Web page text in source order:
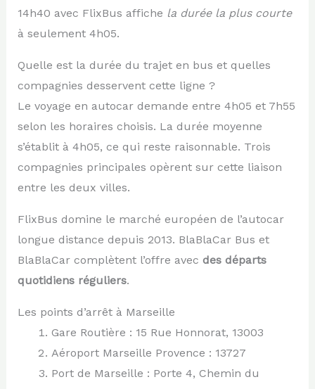
14h40 avec FlixBus affiche la durée la plus courte
à seulement 4h05.
Quelle est la durée du trajet en bus et quelles
compagnies desservent cette ligne ?
Le voyage en autocar demande entre 4h05 et 7h55
selon les horaires choisis. La durée moyenne
s’établit à 4h05, ce qui reste raisonnable. Trois
compagnies principales opèrent sur cette liaison
entre les deux villes.
FlixBus domine le marché européen de l’autocar
longue distance depuis 2013. BlaBlaCar Bus et
BlaBlaCar complètent l’offre avec des départs
quotidiens réguliers.
Les points d’arrêt à Marseille
Gare Routière : 15 Rue Honnorat, 13003
Aéroport Marseille Provence : 13727
Port de Marseille : Porte 4, Chemin du